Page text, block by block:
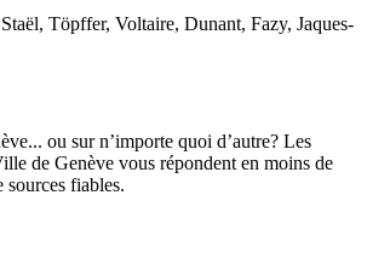
Töpffer, Voltaire, Dunant, Fazy, Jaques-
ou sur n’importe quoi d’autre? Les
de Genève vous répondent en moins de
sources fiables.